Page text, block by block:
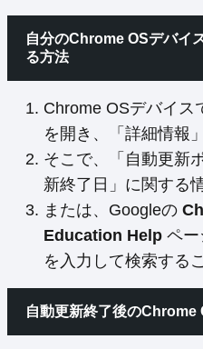
自分のChrome OSデバイ
る方法
Chrome OSデバイス
を開き、「詳細情報
そこで、「自動更新
新終了日」に関する
または、Googleの
Education Help ペー
を入力して検索する
自動更新終了後のChrome